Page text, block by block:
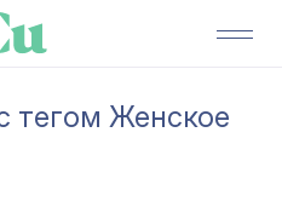
тегом Женское